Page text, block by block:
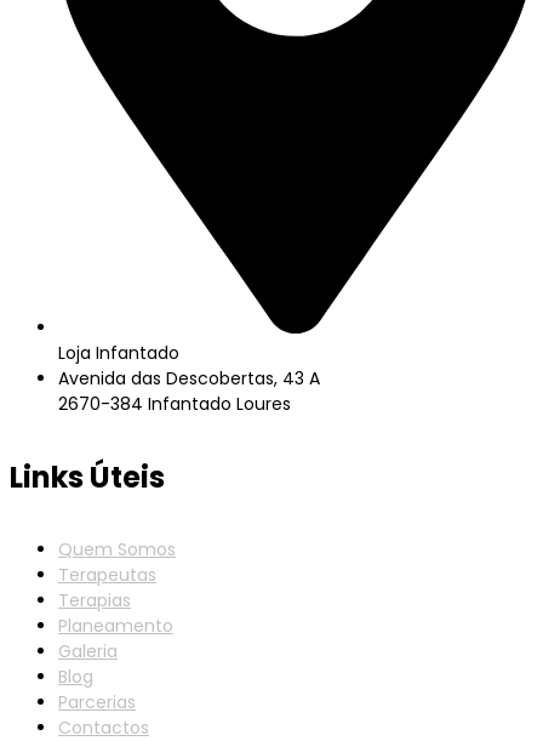
Loja Infantado
Avenida das Descobertas, 43 A
2670-384 Infantado Loures
Links Úteis
Quem Somos
Terapeutas
Terapias
Planeamento
Galeria
Blog
Parcerias
Contactos